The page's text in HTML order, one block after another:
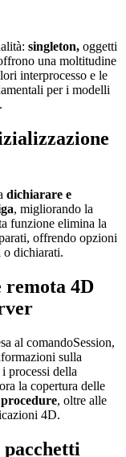
singleton, oggetti
una moltitudine
interprocesso e le
per i modelli
dichiarare e
, migliorando la
funzione elimina la
offrendo opzioni
dichiarati.
remota 4D
al comandoSession,
sulla
processi della
la copertura delle
, oltre alle
4D.
pacchetti